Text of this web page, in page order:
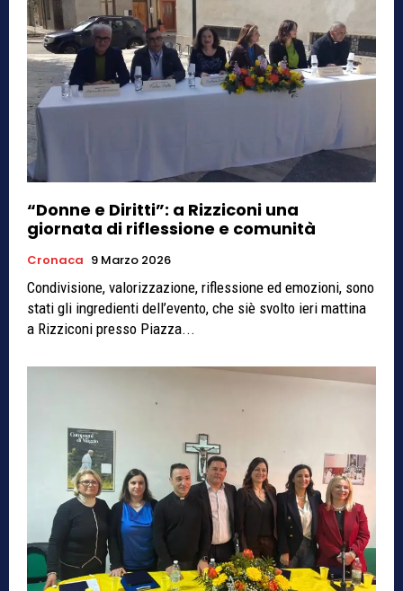
“Donne e Diritti”: a Rizziconi una
giornata di riflessione e comunità
Cronaca 9 Marzo 2026
Condivisione, valorizzazione, riflessione ed emozioni, sono
stati gli ingredienti dell’evento, che siè svolto ieri mattina
a Rizziconi presso Piazza...